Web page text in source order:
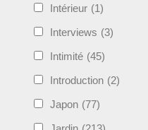
Intérieur (1)
Interviews (3)
Intimité (45)
Introduction (2)
Japon (77)